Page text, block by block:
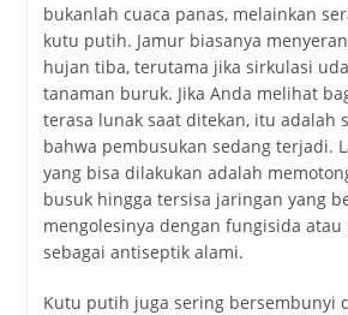
bukanlah cuaca panas, melainkan
kutu putih. Jamur biasanya
hujan tiba, terutama jika sirkulasi
tanaman buruk. Jika Anda melihat
terasa lunak saat ditekan, itu adalah
bahwa pembusukan sedang terjadi.
yang bisa dilakukan adalah
busuk hingga tersisa jaringan yang
mengolesinya dengan fungisida
sebagai antiseptik alami.
Kutu putih juga sering bersembunyi